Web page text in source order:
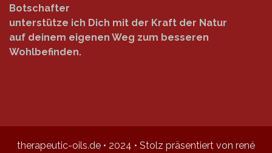
Botschafter
unterstütze ich Dich mit der Kraft der Natur
auf deinem eigenen Weg zum besseren
Wohlbefinden.
therapeutic-oils.de • 2024 • Stolz präsentiert von rené